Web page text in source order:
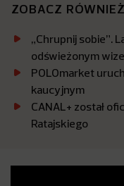
ZOBACZ RÓWNIEŻ
„Chrupnij sobie”.
odświeżonym
POLOmarket
kaucyjnym
CANAL+ został
Ratajskiego